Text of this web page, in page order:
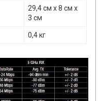
29,4 см х 8 см х
3 см
0,4 кг